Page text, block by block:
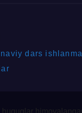
dars
huquqlar